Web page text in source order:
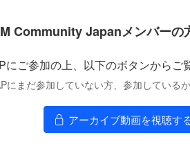
Community Japanメンバーの
にご参加の上、以下のボタンからご
にまだ参加していない方、参加している
アーカイブ動画を視聴す